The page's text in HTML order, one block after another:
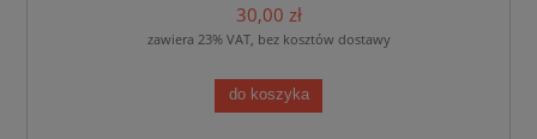
30,00 zł
zawiera 23% VAT, bez kosztów dostawy
do koszyka